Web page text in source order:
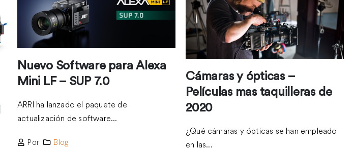
Nuevo Software para Alexa
Mini LF – SUP 7.0
ARRI ha lanzado el paquete de
actualización de software...
Por Blog
Cámaras y ópticas –
Películas mas taquilleras de
2020
¿Qué cámaras y ópticas se han empleado
en las...